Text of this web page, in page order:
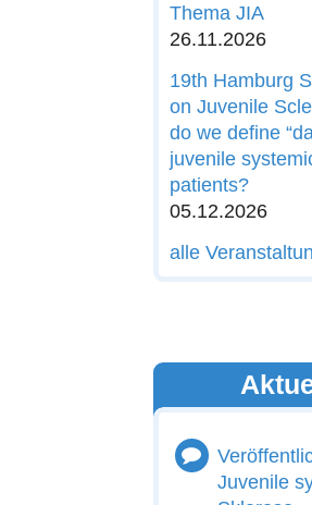
Thema JIA
26.11.2026
19th Hamburg
on Juvenile
do we define
juvenile
patients?
05.12.2026
alle
Juvenile